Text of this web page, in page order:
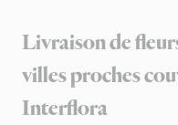
Livraison de
villes proches
Interflora